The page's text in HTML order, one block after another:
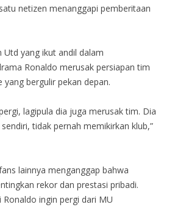
netizen menanggapi pemberitaan
Utd yang ikut andil dalam
Ronaldo merusak persiapan tim
yang bergulir pekan depan.
lagipula dia juga merusak tim. Dia
tidak pernah memikirkan klub,”
lainnya menganggap bahwa
rekor dan prestasi pribadi.
Ronaldo ingin pergi dari MU